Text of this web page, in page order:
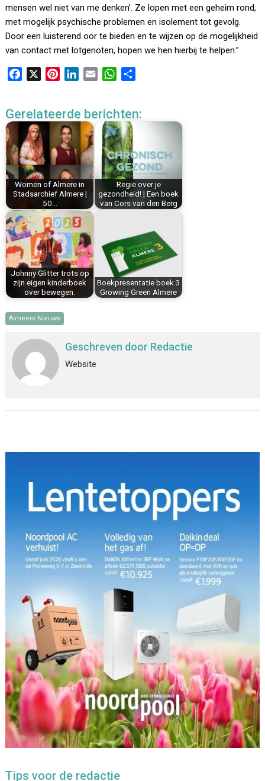
mensen wel niet van me denken’. Ze lopen met een geheim rond,
met mogelijk psychische problemen en isolement tot gevolg.
Door een luisterend oor te bieden en te wijzen op de mogelijkheid
van contact met lotgenoten, hopen we hen hierbij te helpen.”
e
o
o
k
t
e
r
e
s
t
k
d
I
i
W
t
s
A
p
p
e
Gerelateerde berichten:
Women of Almere in
Stadsarchief Almere |
50…
Regie over je
gezondheid! | Een boek
van Cors van den Berg
Johnny Glitter trots op
zijn eigen kinderboek
over bewegen.
Boekpresentatie boek 3
Growing Green Almere
Almeers Nieuws
Geschreven door Redactie
Website
Tips voor de redactie